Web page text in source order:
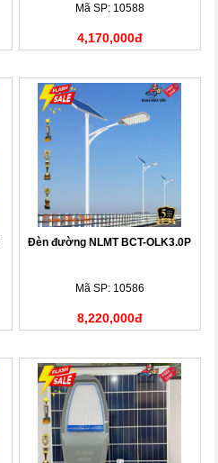
Mã SP: 10588
4,170,000đ
Đèn đường NLMT BCT-OLK3.0P
Mã SP: 10586
8,220,000đ